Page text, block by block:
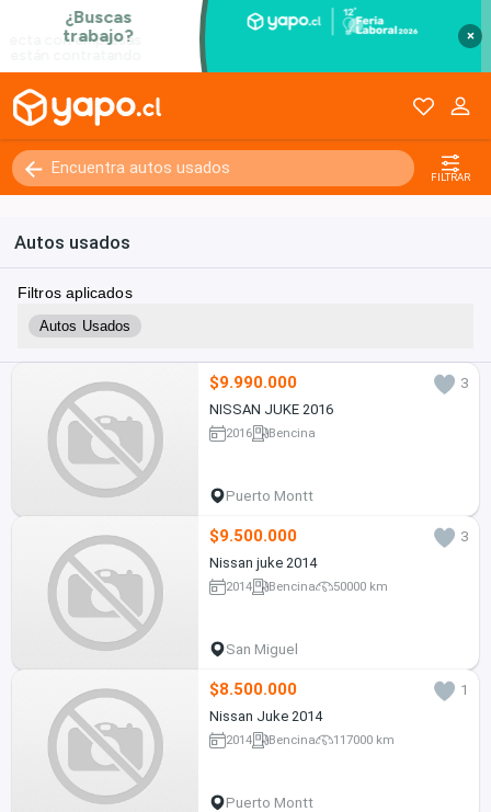
×
FILTRAR
Autos usados
Filtros aplicados
Autos Usados
$9.990.000
3
NISSAN JUKE 2016
2016 Bencina
Puerto Montt
$9.500.000
3
Nissan juke 2014
2014 Bencina 50000 km
San Miguel
$8.500.000
1
Nissan Juke 2014
2014 Bencina 117000 km
Puerto Montt